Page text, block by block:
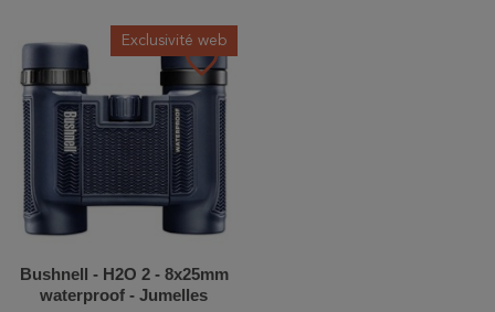
favorite_border
Exclusivité web
Bushnell - H2O 2 - 8x25mm
waterproof - Jumelles